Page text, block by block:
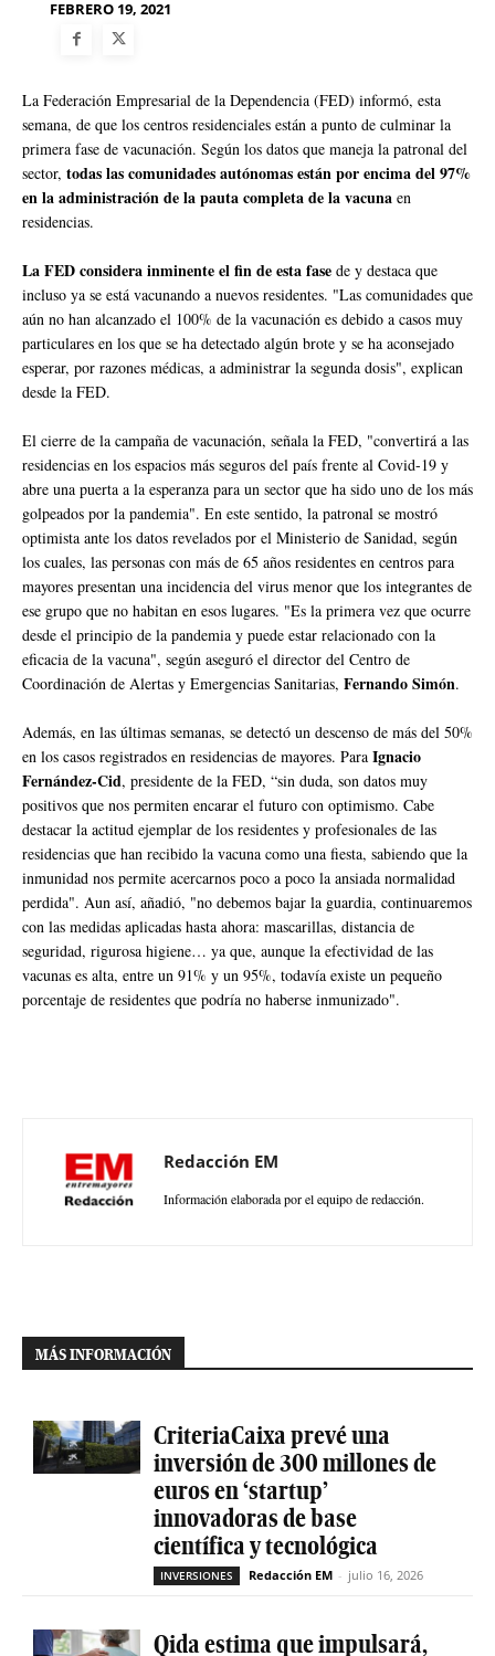
FEBRERO 19, 2021
La Federación Empresarial de la Dependencia (FED) informó, esta
semana, de que los centros residenciales están a punto de culminar la
primera fase de vacunación. Según los datos que maneja la patronal del
sector, todas las comunidades autónomas están por encima del 97%
en la administración de la pauta completa de la vacuna en
residencias.
La FED considera inminente el fin de esta fase de y destaca que
incluso ya se está vacunando a nuevos residentes. "Las comunidades que
aún no han alcanzado el 100% de la vacunación es debido a casos muy
particulares en los que se ha detectado algún brote y se ha aconsejado
esperar, por razones médicas, a administrar la segunda dosis", explican
desde la FED.
El cierre de la campaña de vacunación, señala la FED, "convertirá a las
residencias en los espacios más seguros del país frente al Covid-19 y
abre una puerta a la esperanza para un sector que ha sido uno de los más
golpeados por la pandemia". En este sentido, la patronal se mostró
optimista ante los datos revelados por el Ministerio de Sanidad, según
los cuales, las personas con más de 65 años residentes en centros para
mayores presentan una incidencia del virus menor que los integrantes de
ese grupo que no habitan en esos lugares. "Es la primera vez que ocurre
desde el principio de la pandemia y puede estar relacionado con la
eficacia de la vacuna", según aseguró el director del Centro de
Coordinación de Alertas y Emergencias Sanitarias, Fernando Simón.
Además, en las últimas semanas, se detectó un descenso de más del 50%
en los casos registrados en residencias de mayores. Para Ignacio
Fernández-Cid, presidente de la FED, “sin duda, son datos muy
positivos que nos permiten encarar el futuro con optimismo. Cabe
destacar la actitud ejemplar de los residentes y profesionales de las
residencias que han recibido la vacuna como una fiesta, sabiendo que la
inmunidad nos permite acercarnos poco a poco la ansiada normalidad
perdida". Aun así, añadió, "no debemos bajar la guardia, continuaremos
con las medidas aplicadas hasta ahora: mascarillas, distancia de
seguridad, rigurosa higiene… ya que, aunque la efectividad de las
vacunas es alta, entre un 91% y un 95%, todavía existe un pequeño
porcentaje de residentes que podría no haberse inmunizado".
Redacción EM
Información elaborada por el equipo de redacción.
MÁS INFORMACIÓN
CriteriaCaixa prevé una
inversión de 300 millones de
euros en ‘startup’
innovadoras de base
científica y tecnológica
INVERSIONES Redacción EM - julio 16, 2026
Qida estima que impulsará,